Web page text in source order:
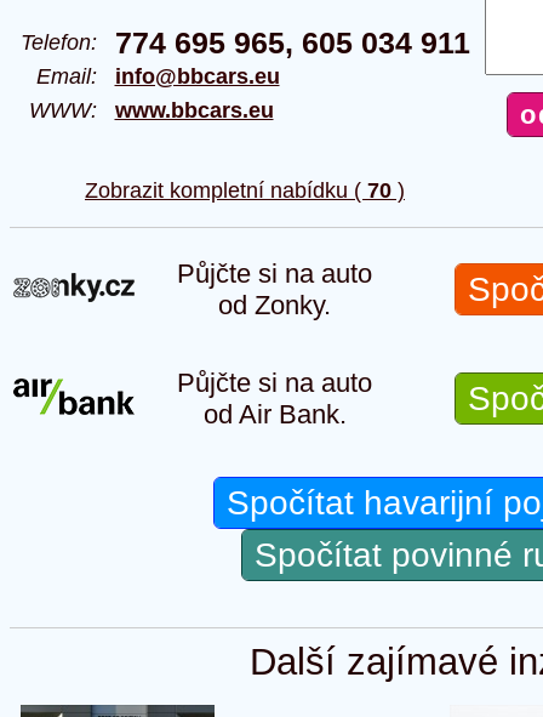
Telefon: 774 695 965, 605 034 911
Email: info@bbcars.eu
WWW: www.bbcars.eu
Zobrazit kompletní nabídku ( 70 )
Půjčte si na auto
od Zonky.
Půjčte si na auto
od Air Bank.
Spočítat havarijní
Spočítat povinné
Další zajímavé